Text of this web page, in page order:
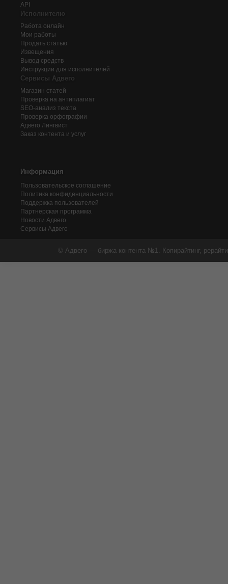
API
Исполнителю
Работа онлайн
Мои работы
Продать статью
Извещения
Вывод средств
Инструкции для исполнителей
Сервисы Адвего
Магазин статей
Проверка на антиплагиат
SEO-анализ текста
Проверка орфографии
Адвего Лингвист
Заказ контента и услуг
Информация
Пользовательское соглашение
Политика конфиденциальности
Поддержка пользователей
Партнерская программа
Новости Адвего
Сервисы Адвего
© Адвего — биржа контента №1. Копирайтинг,